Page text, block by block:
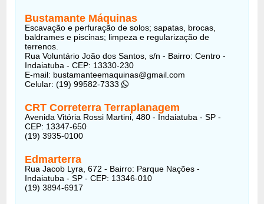
Bustamante Máquinas
Escavação e perfuração de solos; sapatas, brocas,
baldrames e piscinas; limpeza e regularização de
terrenos.
Rua Voluntário João dos Santos, s/n - Bairro: Centro -
Indaiatuba - CEP: 13330-230
E-mail: bustamanteemaquinas@gmail.com
Celular: (19) 99582-7333
CRT Correterra Terraplanagem
Avenida Vitória Rossi Martini, 480 - Indaiatuba - SP -
CEP: 13347-650
(19) 3935-0100
Edmarterra
Rua Jacob Lyra, 672 - Bairro: Parque Nações -
Indaiatuba - SP - CEP: 13346-010
(19) 3894-6917